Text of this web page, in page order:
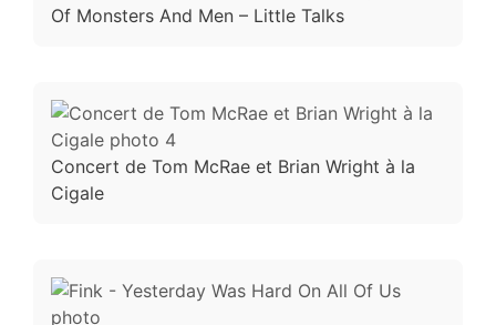
Of Monsters And Men – Little Talks
Concert de Tom McRae et Brian Wright à la
Cigale